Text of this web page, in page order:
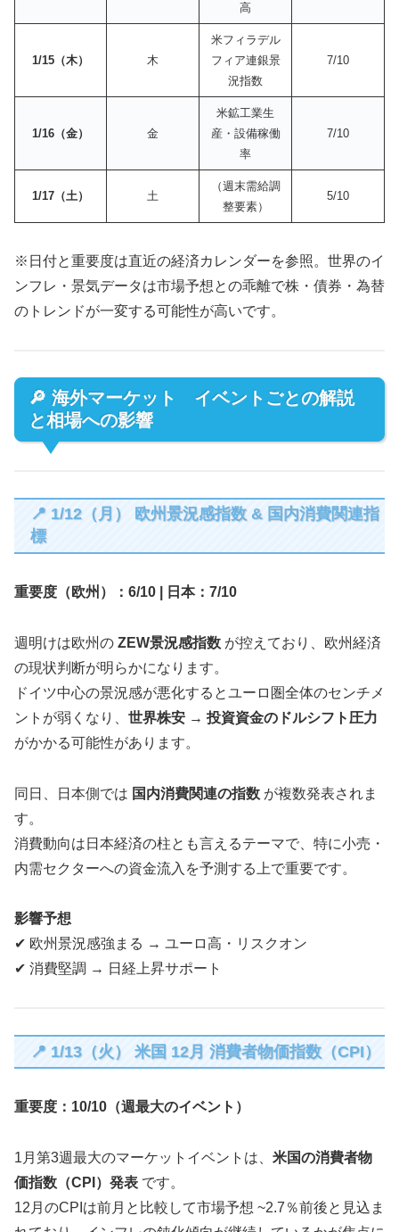
高
1/15（木） 木
米フィラデル
フィア連銀景
況指数
7/10
1/16（金） 金
米鉱工業生
産・設備稼働
率
7/10
1/17（土） 土
（週末需給調
整要素）
5/10
※日付と重要度は直近の経済カレンダーを参照。世界のイ
ンフレ・景気データは市場予想との乖離で株・債券・為替
のトレンドが一変する可能性が高いです。
🔎 海外マーケット イベントごとの解説
と相場への影響
📍 1/12（月） 欧州景況感指数 & 国内消費関連指
標
重要度（欧州）：6/10 | 日本：7/10
週明けは欧州の ZEW景況感指数 が控えており、欧州経済
の現状判断が明らかになります。
ドイツ中心の景況感が悪化するとユーロ圏全体のセンチメ
ントが弱くなり、 世界株安 → 投資資金のドルシフト圧力
がかかる可能性があります。
同日、日本側では 国内消費関連の指数 が複数発表されま
す。
消費動向は日本経済の柱とも言えるテーマで、特に小売・
内需セクターへの資金流入を予測する上で重要です。
影響予想
✔ 欧州景況感強まる → ユーロ高・リスクオン
✔ 消費堅調 → 日経上昇サポート
📍 1/13（火） 米国 12月 消費者物価指数（CPI）
重要度：10/10（週最大のイベント）
1月第3週最大のマーケットイベントは、 米国の消費者物
価指数（CPI）発表 です。
12月のCPIは前月と比較して市場予想 ~2.7％前後と見込ま